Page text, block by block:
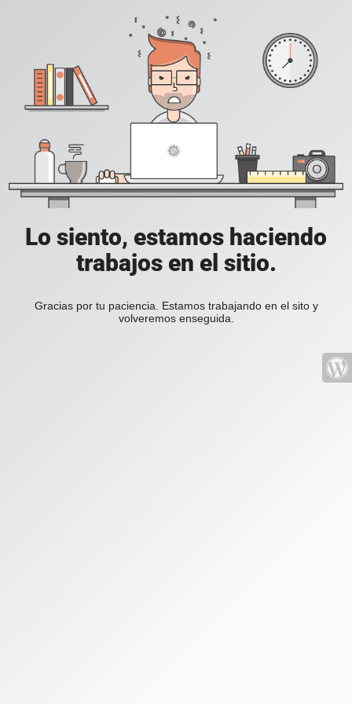
Lo siento, estamos haciendo
trabajos en el sitio.
Gracias por tu paciencia. Estamos trabajando en el sito y
volveremos enseguida.